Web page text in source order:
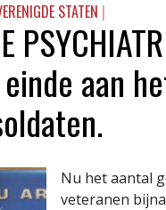
STATEN |
aan
Nu het aantal
veteranen